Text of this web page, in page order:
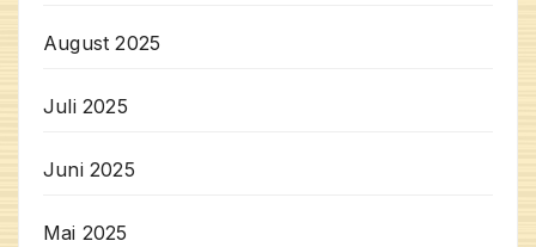
August 2025
Juli 2025
Juni 2025
Mai 2025